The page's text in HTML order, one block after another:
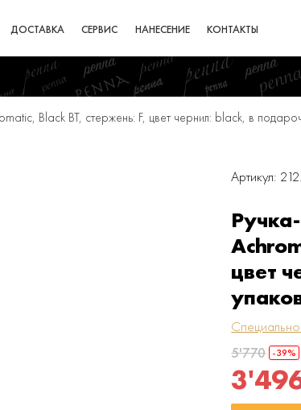
ДОСТАВКА СЕРВИС НАНЕСЕНИЕ КОНТАКТЫ
Black BT, стержень: F, цвет чернил: black, в
Артикул:
цвет
5'770 -39%